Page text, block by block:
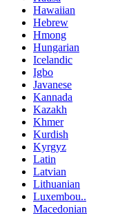
Hawaiian
Hebrew
Hmong
Hungarian
Icelandic
Igbo
Javanese
Kannada
Kazakh
Khmer
Kurdish
Kyrgyz
Latin
Latvian
Lithuanian
Luxembou..
Macedonian